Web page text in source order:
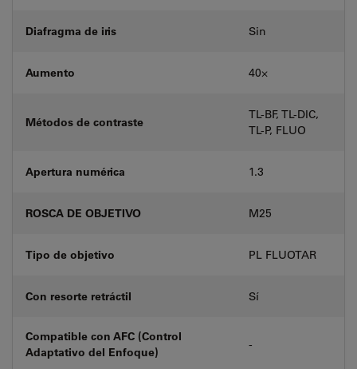
Diafragma de iris Sin
Aumento 40⨉
Métodos de contraste
TL-BF, TL-DIC,
TL-P, FLUO
Apertura numérica 1.3
ROSCA DE OBJETIVO M25
Tipo de objetivo PL FLUOTAR
Con resorte retráctil Sí
Compatible con AFC (Control
Adaptativo del Enfoque)
-